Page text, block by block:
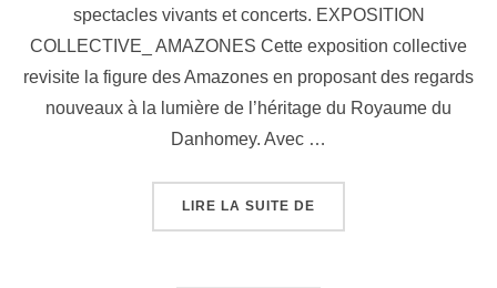
spectacles vivants et concerts. EXPOSITION
COLLECTIVE_ AMAZONES Cette exposition collective
revisite la figure des Amazones en proposant des regards
nouveaux à la lumière de l’héritage du Royaume du
Danhomey. Avec …
LIRE LA SUITE DE